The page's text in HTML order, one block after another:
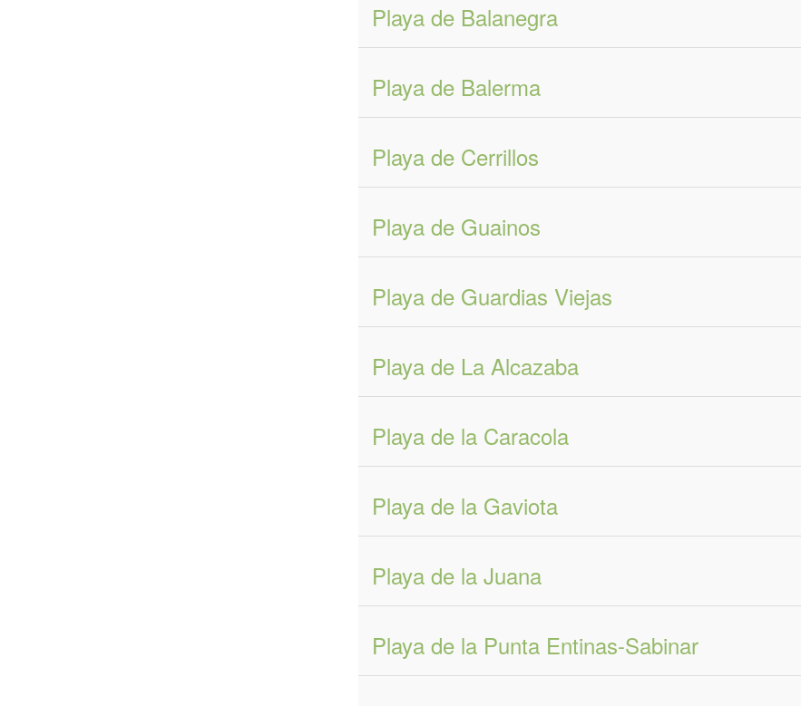
Playa de Balanegra
Playa de Balerma
Playa de Cerrillos
Playa de Guainos
Playa de Guardias Viejas
Playa de La Alcazaba
Playa de la Caracola
Playa de la Gaviota
Playa de la Juana
Playa de la Punta Entinas-Sabinar